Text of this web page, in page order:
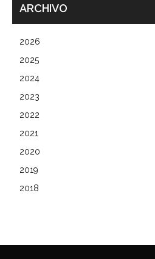
ARCHIVO
2026
2025
2024
2023
2022
2021
2020
2019
2018